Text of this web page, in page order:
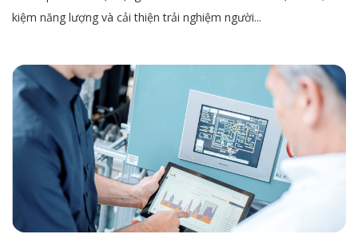
kiệm năng lượng và cải thiện trải nghiệm người...